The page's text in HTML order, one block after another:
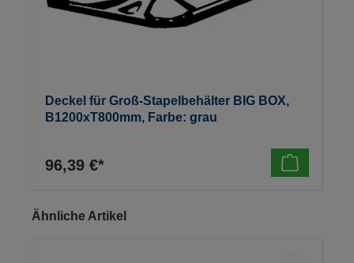
Deckel für Groß-Stapelbehälter BIG BOX,
B1200xT800mm, Farbe: grau
96,39 €*
Produktgalerie überspringen
Ähnliche Artikel